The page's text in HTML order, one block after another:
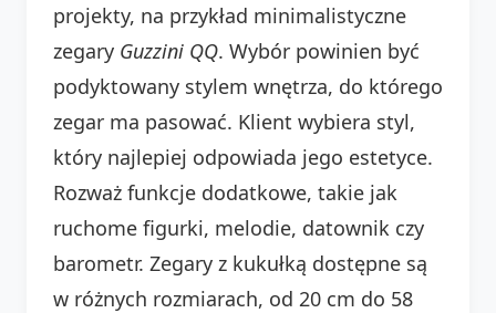
projekty, na przykład minimalistyczne
zegary Guzzini QQ. Wybór powinien być
podyktowany stylem wnętrza, do którego
zegar ma pasować. Klient wybiera styl,
który najlepiej odpowiada jego estetyce.
Rozważ funkcje dodatkowe, takie jak
ruchome figurki, melodie, datownik czy
barometr. Zegary z kukułką dostępne są
w różnych rozmiarach, od 20 cm do 58